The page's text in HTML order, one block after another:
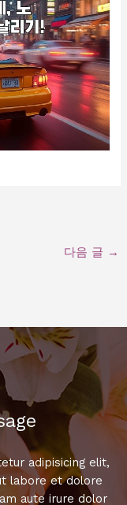
다음 글 →
adipisicing elit,
labore et dolore
aute irure dolor